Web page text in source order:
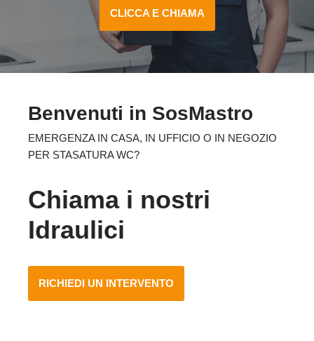
CLICCA E CHIAMA
Benvenuti in SosMastro
EMERGENZA IN CASA, IN UFFICIO O IN NEGOZIO
PER STASATURA WC?
Chiama i nostri
Idraulici
RICHIEDI UN INTERVENTO